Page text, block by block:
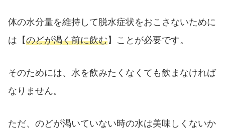
体の水分量を維持して脱水症状をおこさないために
は【のどが渇く前に飲む】ことが必要です。
そのためには、水を飲みたくなくても飲まなければ
なりません。
ただ、のどが渇いていない時の水は美味しくないか